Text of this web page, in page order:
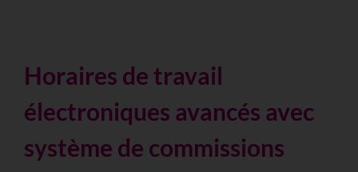
Horaires de travail
électroniques avancés avec
système de commissions